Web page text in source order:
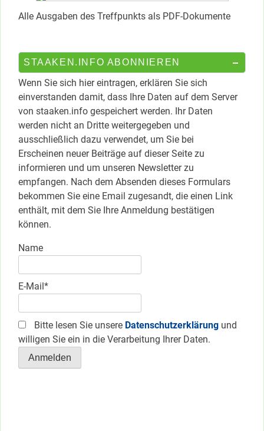
Alle Ausgaben des Treffpunkts als PDF-Dokumente
STAAKEN.INFO ABONNIEREN
Wenn Sie sich hier eintragen, erklären Sie sich
einverstanden damit, dass Ihre Daten auf dem Server
von staaken.info gespeichert werden. Ihr Daten
werden nicht an Dritte weitergegeben und
ausschließlich dazu verwendet, um Sie bei
Erscheinen neuer Beiträge auf dieser Seite zu
informieren und um unseren Newsletter zu
empfangen. Nach dem Absenden dieses Formulars
bekommen Sie eine Email zugesandt, die einen Link
enthält, mit dem Sie Ihre Anmeldung bestätigen
können.
Name
E-Mail*
Bitte lesen Sie unsere Datenschutzerklärung und
willigen Sie ein in die Verarbeitung Ihrer Daten.